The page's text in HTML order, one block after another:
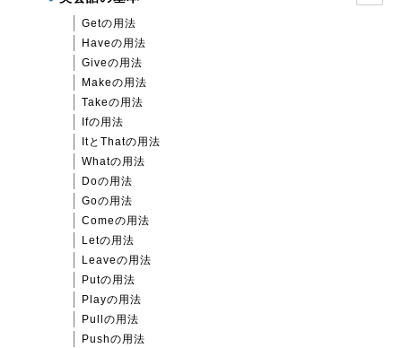
Getの用法
Haveの用法
Giveの用法
Makeの用法
Takeの用法
Ifの用法
ItとThatの用法
Whatの用法
Doの用法
Goの用法
Comeの用法
Letの用法
Leaveの用法
Putの用法
Playの用法
Pullの用法
Pushの用法